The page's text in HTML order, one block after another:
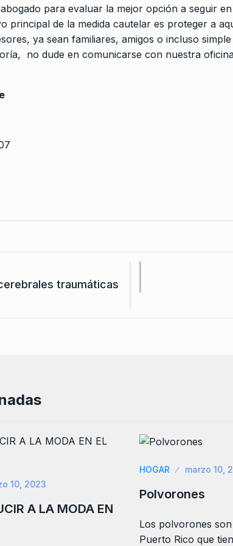
para evaluar la mejor opción a seguir
principal de la medida cautelar es proteger a
ya sean familiares, amigos o incluso
no dude en comunicarse con nuestra
traumáticas
10, 2023
A LA MODA EN
HOGAR marzo 10,
Polvorones
Los polvorones
Puerto Rico que